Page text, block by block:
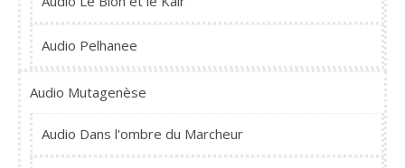
Audio Pelhanee
Audio Mutagenèse
Audio Dans l'ombre du Marcheur